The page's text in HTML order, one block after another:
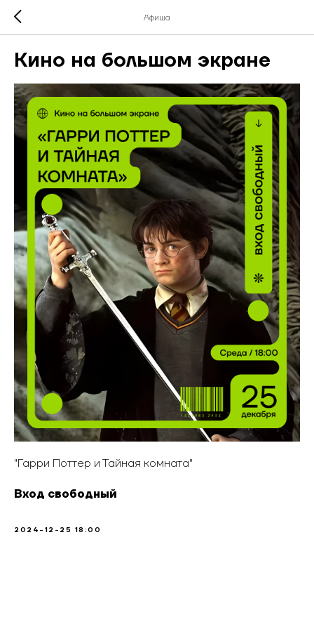
Афиша
Кино на большом экране
"Гарри Поттер и Тайная комната"
Вход свободный
2024-12-25 18:00